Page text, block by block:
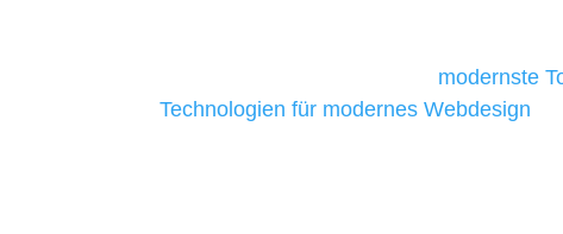
modernste
Technologien für modernes Webdesign